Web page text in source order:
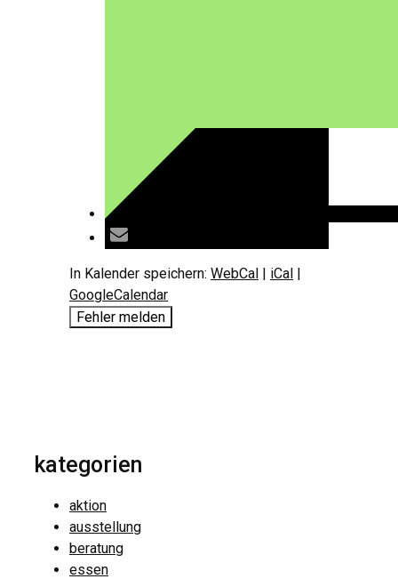
In Kalender speichern: WebCal | iCal |
GoogleCalendar
Fehler melden
kategorien
aktion
ausstellung
beratung
essen